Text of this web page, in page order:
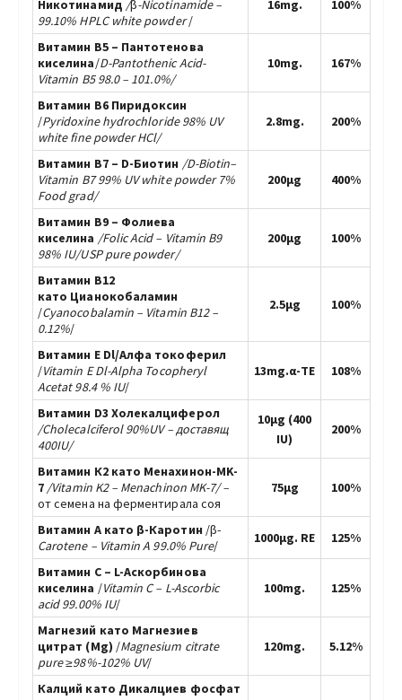
Никотинамид /β-Nicotinamide –
99.10% HPLC white powder/
16mg. 100%
Витамин В5 – Пантотенова
киселина/D-Pantothenic Acid-
Vitamin B5 98.0 – 101.0%/
10mg. 167%
Витамин В6 Пиридоксин
/Pyridoxine hydrochloride 98% UV
white fine powder НСl/
2.8mg. 200%
Витамин В7 – D-Биотин /D-Biotin–
Vitamin B7 99% UV white powder 7%
Food grad/
200µg 400%
Витамин В9 – Фолиева
киселина /Folic Acid – Vitamin B9
98% IU/USP pure powder/
200µg 100%
Витамин В12
като Цианокобаламин
/Cyanocobalamin – Vitamin B12 –
0.12%/
2.5µg 100%
Витамин Е Dl/Алфа токоферил
/Vitamin E Dl-Alpha Tocopheryl
Acetat 98.4 % IU/
13mg.α-TE 108%
Витамин D3 Холекалциферол
/Cholecalciferol 90%UV – доставящ
400IU/
10µg (400
IU)
200%
Витамин К2 като Менахинон-MK-
7 /Vitamin K2 – Menachinon MK-7/ –
от семена на ферментирала соя
75µg 100%
Витамин А като β-Каротин /β-
Carotene – Vitamin A 99.0% Pure/ 1000µg. RE 125%
Витамин C – L-Аскорбинова
киселина /Vitamin C – L-Ascorbic
acid 99.00% IU/
100mg. 125%
Магнезий като Магнезиев
цитрат (Mg) /Magnesium citrate
pure ≥98%-102% UV/
120mg. 5.12%
Калций като Дикалциев фосфат